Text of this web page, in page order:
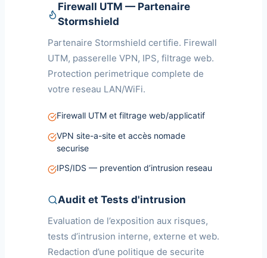
Firewall UTM — Partenaire
Stormshield
Partenaire Stormshield certifie. Firewall
UTM, passerelle VPN, IPS, filtrage web.
Protection perimetrique complete de
votre reseau LAN/WiFi.
Firewall UTM et filtrage web/applicatif
VPN site-a-site et accès nomade
securise
IPS/IDS — prevention d’intrusion reseau
Audit et Tests d'intrusion
Evaluation de l’exposition aux risques,
tests d’intrusion interne, externe et web.
Redaction d’une politique de securite